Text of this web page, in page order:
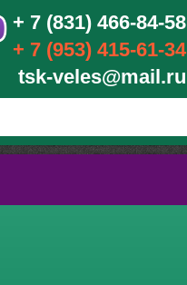
+ 7 (831) 466-84-58
+ 7 (953) 415-61-34
tsk-veles@mail.ru